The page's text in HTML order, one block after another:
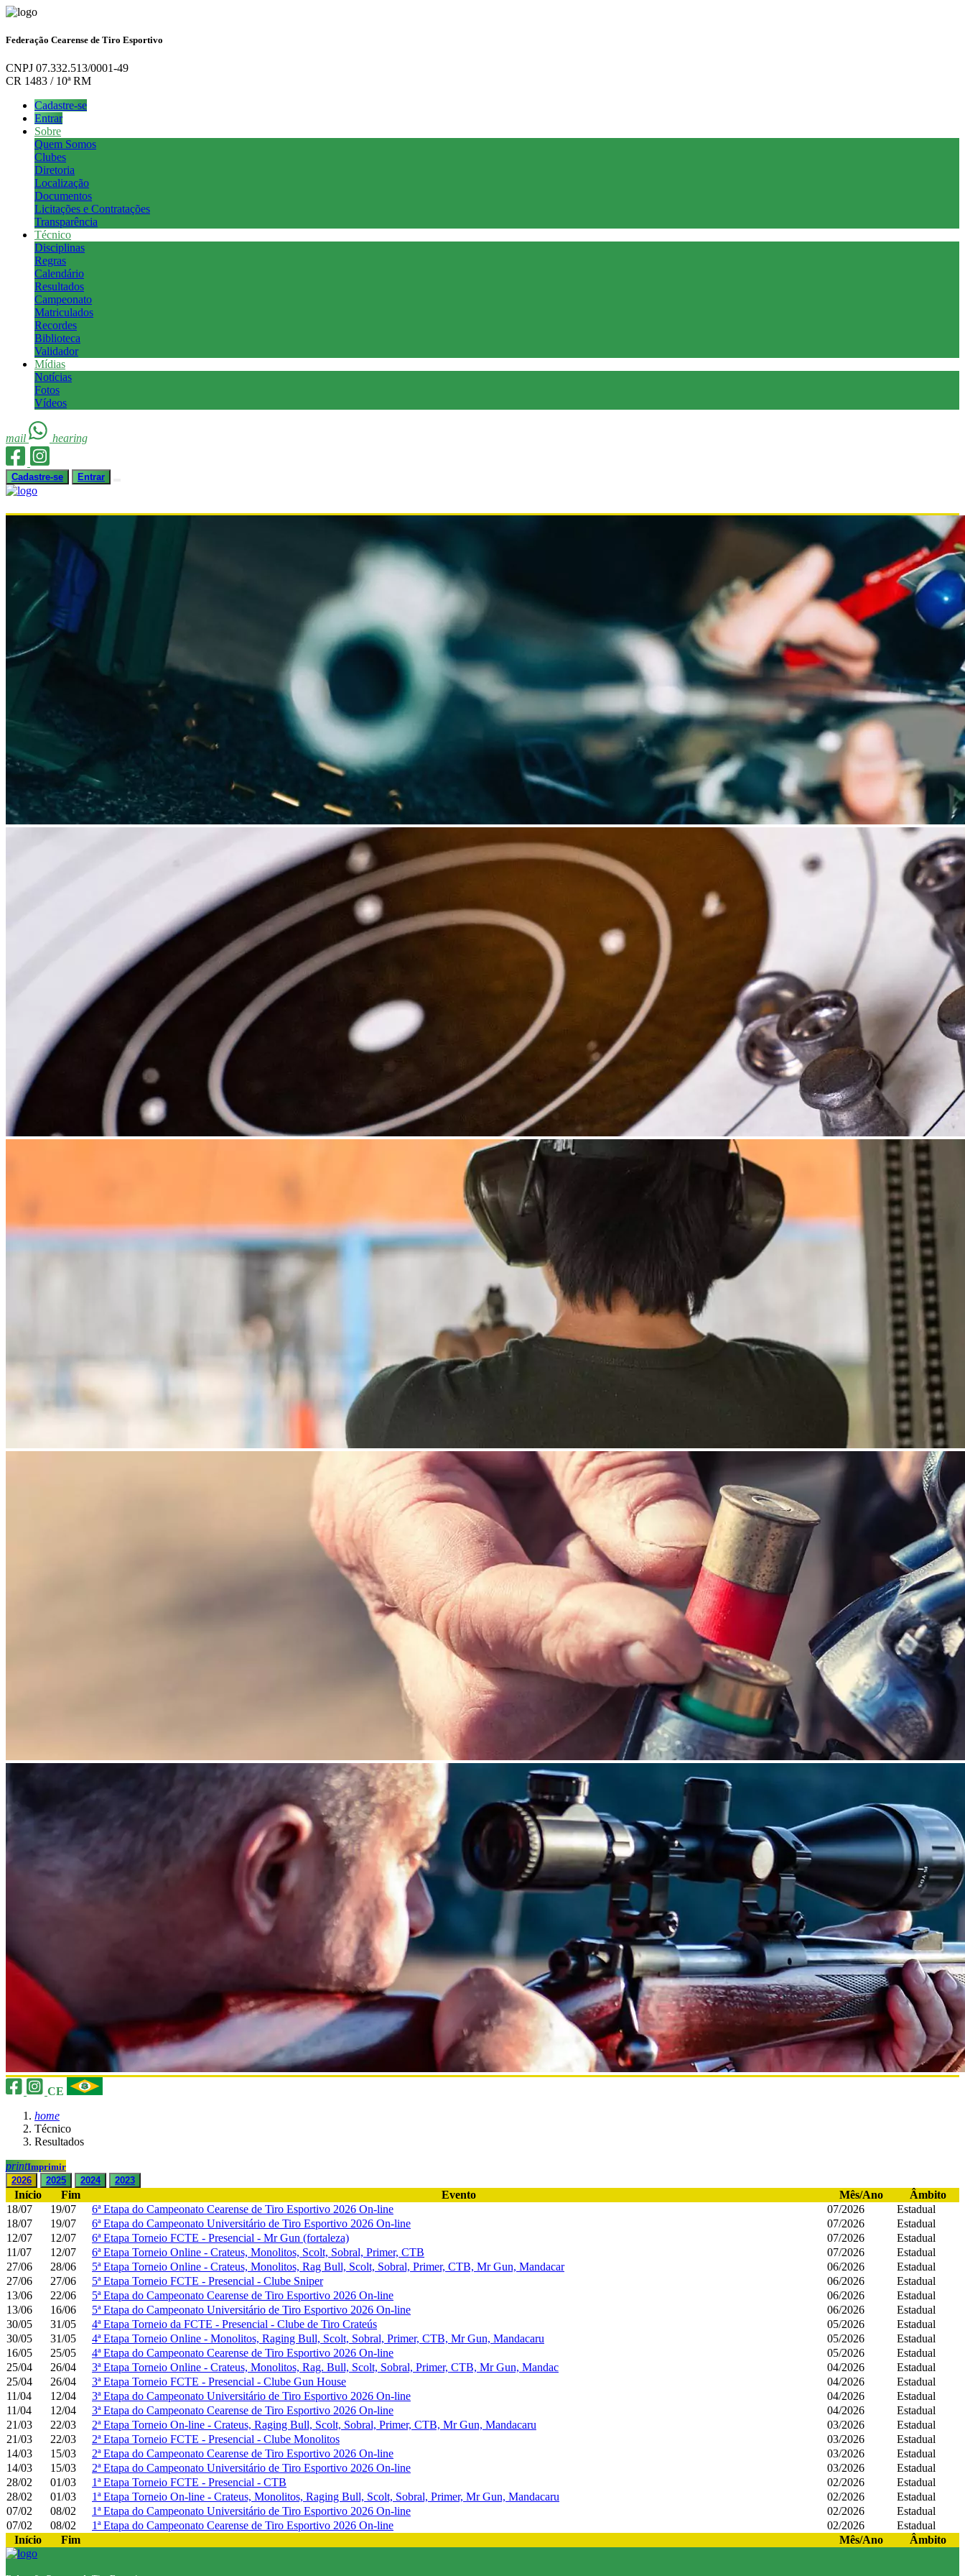
Federação Cearense de Tiro Esportivo
CNPJ 07.332.513/0001-49
CR 1483 / 10ª RM
Cadastre-se
Entrar
Sobre
Quem Somos
Clubes
Diretoria
Localização
Documentos
Licitações e Contratações
Transparência
Técnico
Disciplinas
Regras
Calendário
Resultados
Campeonato
Matriculados
Recordes
Biblioteca
Validador
Mídias
Notícias
Fotos
Vídeos
mail hearing
Cadastre-se Entrar
CE
home
Técnico
Resultados
printImprimir
2026
2025 2024 2023
Início Fim Evento Mês/Ano
Âmbito
18/07
19/07 6ª Etapa do Campeonato Cearense de Tiro Esportivo 2026 On-line 07/2026
Estadual
18/07
19/07 6ª Etapa do Campeonato Universitário de Tiro Esportivo 2026 On-line 07/2026
Estadual
12/07
12/07 6ª Etapa Torneio FCTE - Presencial - Mr Gun (fortaleza) 07/2026
Estadual
11/07
12/07 6ª Etapa Torneio Online - Crateus, Monolitos, Scolt, Sobral, Primer, CTB 07/2026
Estadual
27/06
28/06 5ª Etapa Torneio Online - Crateus, Monolitos, Rag Bull, Scolt, Sobral, Primer, CTB, Mr Gun, Mandacar 06/2026
Estadual
27/06
27/06 5ª Etapa Torneio FCTE - Presencial - Clube Sniper 06/2026
Estadual
13/06
22/06 5ª Etapa do Campeonato Cearense de Tiro Esportivo 2026 On-line 06/2026
Estadual
13/06
16/06 5ª Etapa do Campeonato Universitário de Tiro Esportivo 2026 On-line 06/2026
Estadual
30/05
31/05 4ª Etapa Torneio da FCTE - Presencial - Clube de Tiro Crateús 05/2026
Estadual
30/05
31/05 4ª Etapa Torneio Online - Monolitos, Raging Bull, Scolt, Sobral, Primer, CTB, Mr Gun, Mandacaru 05/2026
Estadual
16/05
25/05 4ª Etapa do Campeonato Cearense de Tiro Esportivo 2026 On-line 05/2026
Estadual
25/04
26/04 3ª Etapa Torneio Online - Crateus, Monolitos, Rag. Bull, Scolt, Sobral, Primer, CTB, Mr Gun, Mandac 04/2026
Estadual
25/04
26/04 3ª Etapa Torneio FCTE - Presencial - Clube Gun House 04/2026
Estadual
11/04
12/04 3ª Etapa do Campeonato Universitário de Tiro Esportivo 2026 On-line 04/2026
Estadual
11/04
12/04 3ª Etapa do Campeonato Cearense de Tiro Esportivo 2026 On-line 04/2026
Estadual
21/03
22/03 2ª Etapa Torneio On-line - Crateus, Raging Bull, Scolt, Sobral, Primer, CTB, Mr Gun, Mandacaru 03/2026
Estadual
21/03
22/03 2ª Etapa Torneio FCTE - Presencial - Clube Monolitos 03/2026
Estadual
14/03
15/03 2ª Etapa do Campeonato Cearense de Tiro Esportivo 2026 On-line 03/2026
Estadual
14/03
15/03 2ª Etapa do Campeonato Universitário de Tiro Esportivo 2026 On-line 03/2026
Estadual
28/02
01/03 1ª Etapa Torneio FCTE - Presencial - CTB 02/2026
Estadual
28/02
01/03 1ª Etapa Torneio On-line - Crateus, Monolitos, Raging Bull, Scolt, Sobral, Primer, Mr Gun, Mandacaru 02/2026
Estadual
07/02
08/02 1ª Etapa do Campeonato Universitário de Tiro Esportivo 2026 On-line 02/2026
Estadual
07/02
08/02 1ª Etapa do Campeonato Cearense de Tiro Esportivo 2026 On-line 02/2026
Estadual
Início
Fim Mês/Ano Âmbito